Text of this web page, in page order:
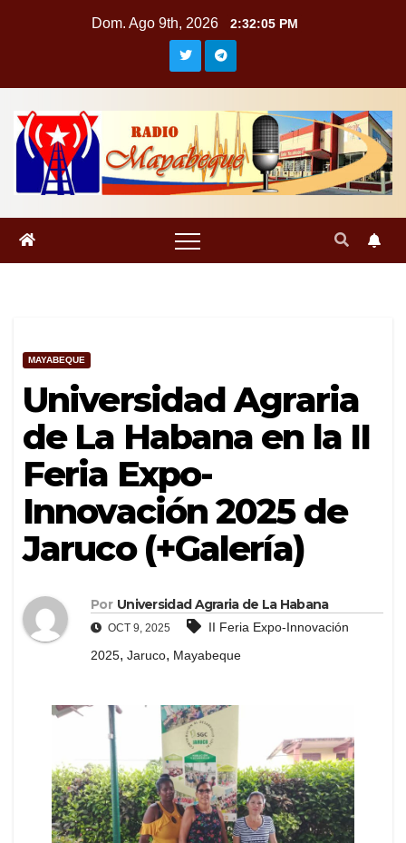
Dom. Ago 9th, 2026 2:32:05 PM
MAYABEQUE
Universidad Agraria
de La Habana en la II
Feria Expo-
Innovación 2025 de
Jaruco (+Galería)
Por Universidad Agraria de La Habana
OCT 9, 2025
II Feria Expo-Innovación
2025, Jaruco, Mayabeque